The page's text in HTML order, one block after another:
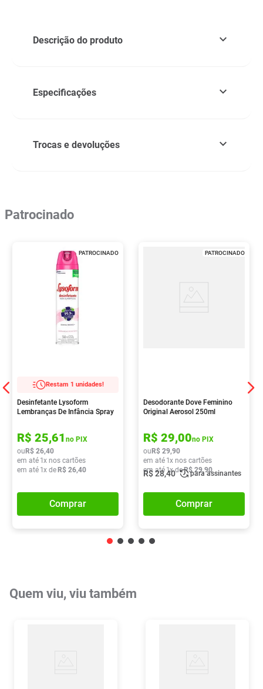
Descrição do produto
Especificações
Trocas e devoluções
Patrocinado
PATROCINADO
Restam 1 unidades!
Desinfetante Lysoform
Lembranças De Infância Spray
R$ 25,61 no PIX
ou R$ 26,40
em até 1x nos cartões
em até 1x de R$ 26,40
Comprar
PATROCINADO
Desodorante Dove Feminino
Original Aerosol 250ml
R$ 29,00no PIX
ou R$ 29,90
em até 1x nos cartões
em até 1x deR$ 29,90
R$28,40 para assinantes
Comprar
Quem viu, viu também